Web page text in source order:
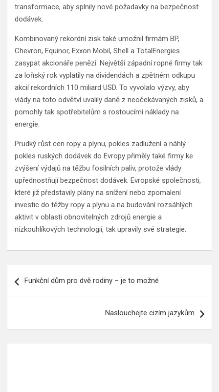
transformace, aby splnily nové požadavky na bezpečnost
dodávek.
Kombinovaný rekordní zisk také umožnil firmám BP,
Chevron, Equinor, Exxon Mobil, Shell a TotalEnergies
zasypat akcionáře penězi. Největší západní ropné firmy tak
za loňský rok vyplatily na dividendách a zpětném odkupu
akcií rekordních 110 miliard USD. To vyvolalo výzvy, aby
vlády na toto odvětví uvalily daně z neočekávaných zisků, a
pomohly tak spotřebitelům s rostoucími náklady na
energie.
Prudký růst cen ropy a plynu, pokles zadlužení a náhlý
pokles ruských dodávek do Evropy přiměly také firmy ke
zvýšení výdajů na těžbu fosilních paliv, protože vlády
upřednostňují bezpečnost dodávek. Evropské společnosti,
které již představily plány na snížení nebo zpomalení
investic do těžby ropy a plynu a na budování rozsáhlých
aktivit v oblasti obnovitelných zdrojů energie a
nízkouhlíkových technologií, tak upravily své strategie.
proFunkční dům pro dvě rodiny – je to možné
Naslouchejte cizím jazykům